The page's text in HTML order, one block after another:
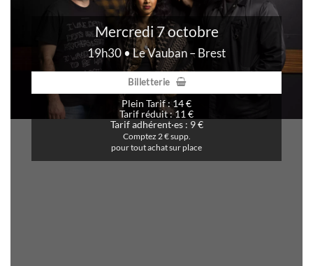
Mercredi 7 octobre
19h30 • Le Vauban – Brest
Billetterie
Plein Tarif : 14 €
Tarif réduit : 11 €
Tarif adhérent·es : 9 €
Comptez 2 € supp.
pour tout achat sur place